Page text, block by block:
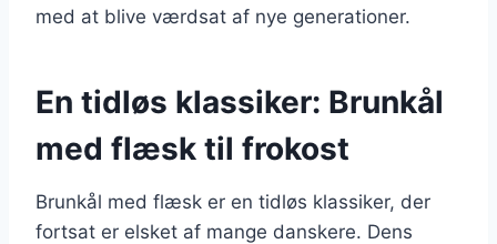
med at blive værdsat af nye generationer.
En tidløs klassiker: Brunkål
med flæsk til frokost
Brunkål med flæsk er en tidløs klassiker, der
fortsat er elsket af mange danskere. Dens